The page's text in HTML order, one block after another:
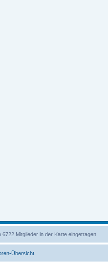
6722 Mitglieder in der Karte eingetragen.
Übersicht